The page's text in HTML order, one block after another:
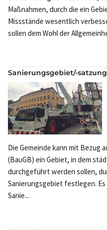
Maßnahmen, durch die ein
Missstände wesentlich
sollen dem Wohl der
Sanierungsgebiet/-satzung
Die Gemeinde kann mit Bezug
(BauGB) ein Gebiet, in dem
durchgeführt werden sollen,
Sanierungsgebiet festlegen.
Sanie...